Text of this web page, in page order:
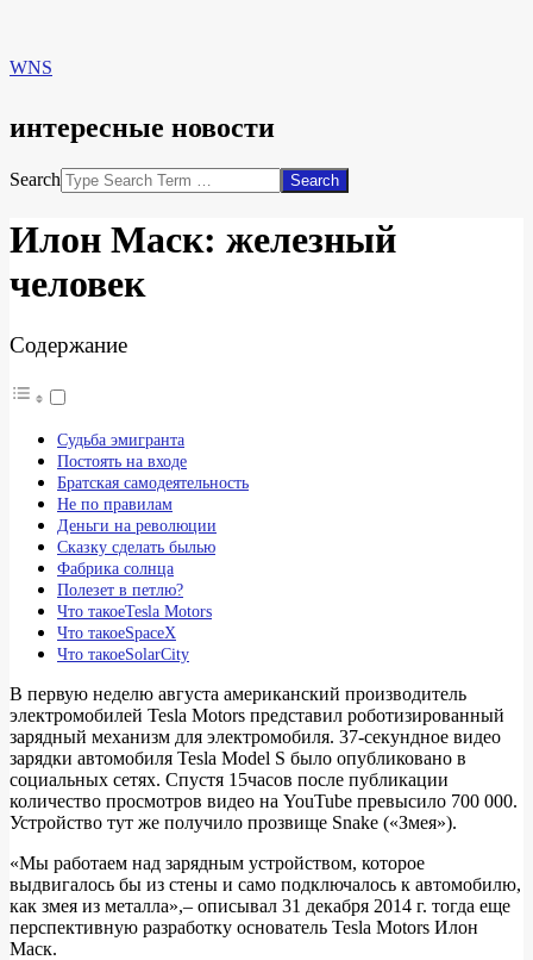
WNS
интересные новости
Search
Илон Маск: железный
человек
Содержание
Судьба эмигранта
Постоять на входе
Братская самодеятельность
Не по правилам
Деньги на революции
Сказку сделать былью
Фабрика солнца
Полезет в петлю?
Что такоеTesla Motors
Что такоеSpaceX
Что такоеSolarCity
В первую неделю августа американский производитель
электромобилей Tesla Motors представил роботизированный
зарядный механизм для электромобиля. 37-секундное видео
зарядки автомобиля Tesla Model S было опубликовано в
социальных сетях. Спустя 15часов после публикации
количество просмотров видео на YouTube превысило 700 000.
Устройство тут же получило прозвище Snake («Змея»).
«Мы работаем над зарядным устройством, которое
выдвигалось бы из стены и само подключалось к автомобилю,
как змея из металла»,– описывал 31 декабря 2014 г. тогда еще
перспективную разработку основатель Tesla Motors Илон
Маск.